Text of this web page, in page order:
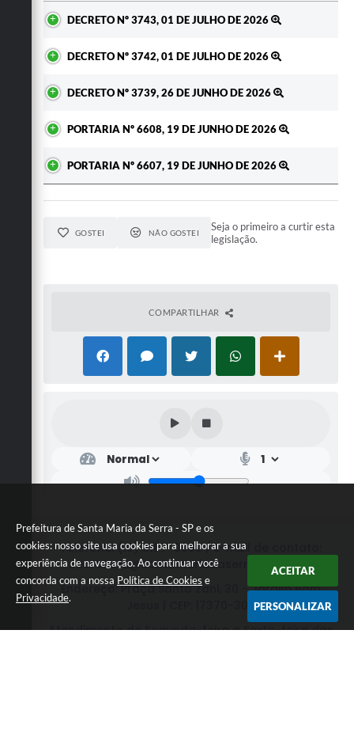
Prefeitura de Santa Maria da Serra - SP e os
cookies: nosso site usa cookies para melhorar a sua
experiência de navegação. Ao continuar você
concorda com a nossa Política de Cookies e
Privacidade.
ACEITAR
PERSONALIZAR
DECRETO Nº 3743, 01 DE JULHO DE 2026
DECRETO Nº 3742, 01 DE JULHO DE 2026
DECRETO Nº 3739, 26 DE JUNHO DE 2026
PORTARIA Nº 6608, 19 DE JUNHO DE 2026
PORTARIA Nº 6607, 19 DE JUNHO DE 2026
GOSTEI NÃO GOSTEI
Seja o primeiro a curtir esta
legislação.
COMPARTILHAR
Telefone: (19) 3187-9900 / E-mail de contato:
secretaria@santamariadaserra.sp.gov.br
Endereço: Praça Santo Zani, 30 - Jardim Bom
Jesus | CEP: 17370-306
Atendimento de Segunda-feira a Sexta-feira das